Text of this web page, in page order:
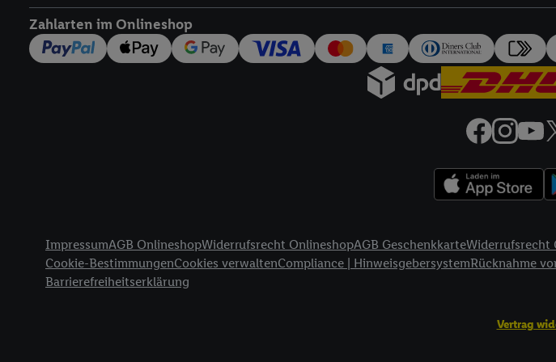
Zahlarten im Onlineshop
ImpressumAGB OnlineshopWiderrufsrecht OnlineshopAGB GeschenkkarteWiderrufsrecht
Cookie-BestimmungenCookies verwaltenCompliance | HinweisgebersystemRücknahme
Barrierefreiheitserklärung
Vertrag
widerrufen - jederzeit auch überdas Datenschutzportal von
die Lidl-Dienste) widerrufen. Weitere Informationen finden
Durch einen Klick auf „Ablehnen“ können Sie nur den Einsatz
„Zustimmen“ stimmen Sie allen Verarbeitungen zu
jederzeit mit Wirkung für die Zukunft zu widerrufen, finden
Unter „Anpassen“ können Sie einzelne
Gewährleistung der Sicherheit, Verhinderung und
Verknüpfung verschiedener Endgeräte, Identifikation von
Messung des Erfolgs von Werbekampagnen durch TTD und
Zugriff auf Informationen auf einem Endgerät.